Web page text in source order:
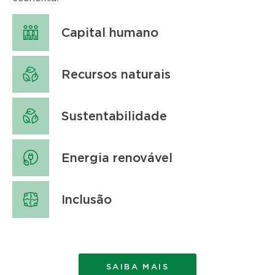
Capital humano
Recursos naturais
Sustentabilidade
Energia renovável
Inclusão
SAIBA MAIS